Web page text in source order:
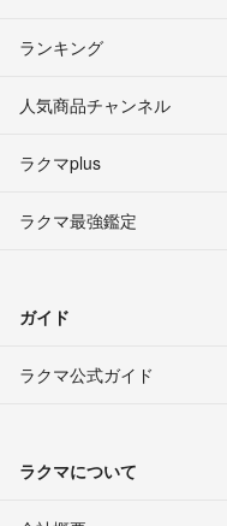
ランキング
人気商品チャンネル
ラクマplus
ラクマ最強鑑定
ガイド
ラクマ公式ガイド
ラクマについて